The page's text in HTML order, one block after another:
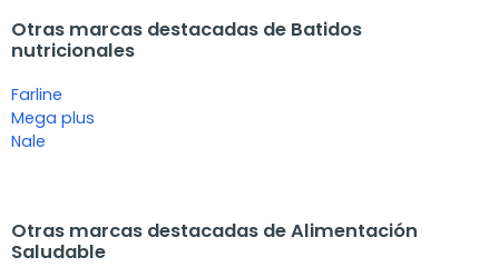
Otras marcas destacadas de Batidos
nutricionales
Farline
Mega plus
Nale
Otras marcas destacadas de Alimentación
Saludable